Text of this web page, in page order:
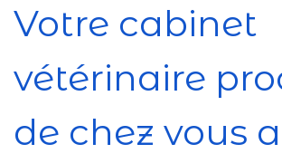
Votre cabinet
vétérinaire
de chez vous